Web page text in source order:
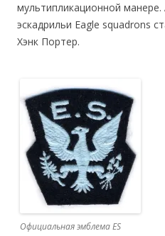
мультипликационной
эскадрильи Eagle squadrons
Хэнк Портер.
Официальная эмблема ES